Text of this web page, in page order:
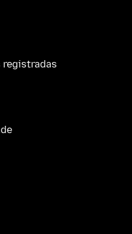
registradas